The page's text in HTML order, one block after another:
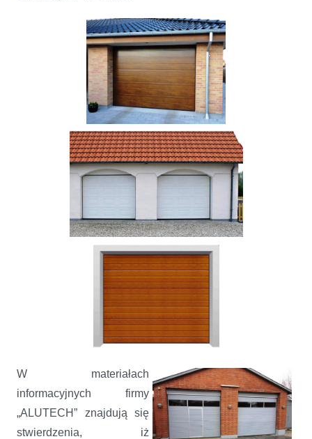
W materiałach
informacyjnych firmy
„ALUTECH” znajdują się
stwierdzenia, iż